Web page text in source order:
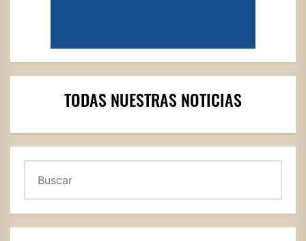
TODAS NUESTRAS NOTICIAS